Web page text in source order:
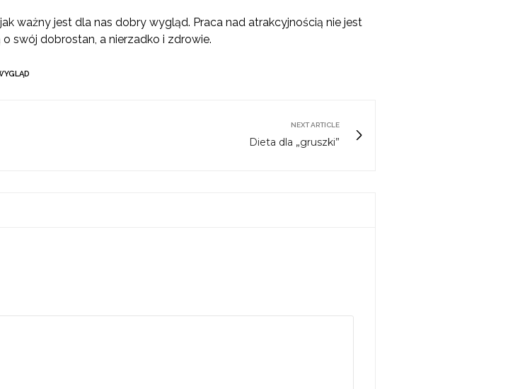
ważny jest dla nas dobry wygląd. Praca nad atrakcyjnością nie jest
swój dobrostan, a nierzadko i zdrowie.
NEXT ARTICLE
Dieta dla „gruszki”